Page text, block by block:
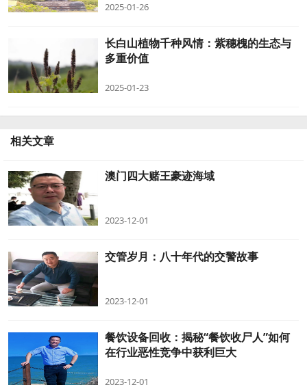
2025-01-26
长白山植物千种风情：紫穗槐的生态与
多重价值
2025-01-23
相关文章
澳门四大赌王豪迹海域
2023-12-01
交管岁月：八十年代的交警故事
2023-12-01
餐饮设备回收：揭秘“餐饮收尸人”如何
在行业恶性竞争中获利巨大
2023-12-01